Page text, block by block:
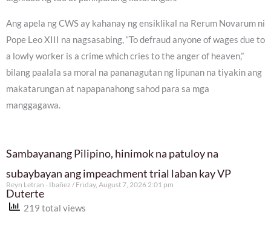
Ang apela ng CWS ay kahanay ng ensiklikal na Rerum Novarum ni
Pope Leo XIII na nagsasabing, “To defraud anyone of wages due to
a lowly worker is a crime which cries to the anger of heaven,”
bilang paalala sa moral na pananagutan ng lipunan na tiyakin ang
makatarungan at napapanahong sahod para sa mga
manggagawa.
Sambayanang Pilipino, hinimok na patuloy na
subaybayan ang impeachment trial laban kay VP
Duterte
Reyn Letran - Ibañez Friday, August 7, 2026 2:01 pm
219 total views